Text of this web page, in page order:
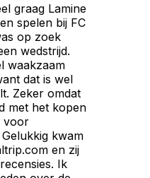
graag Lamine
spelen bij FC
op zoek
wedstrijd.
waakzaam
dat is wel
Zeker omdat
met het kopen
voor
kwam
en zij
Ik